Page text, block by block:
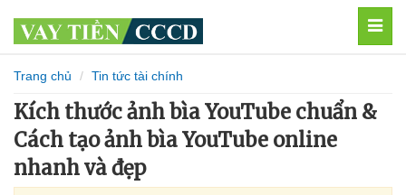
Trang chủ Tin tức tài chính
Kích thước ảnh bìa YouTube chuẩn &
Cách tạo ảnh bìa YouTube online
nhanh và đẹp